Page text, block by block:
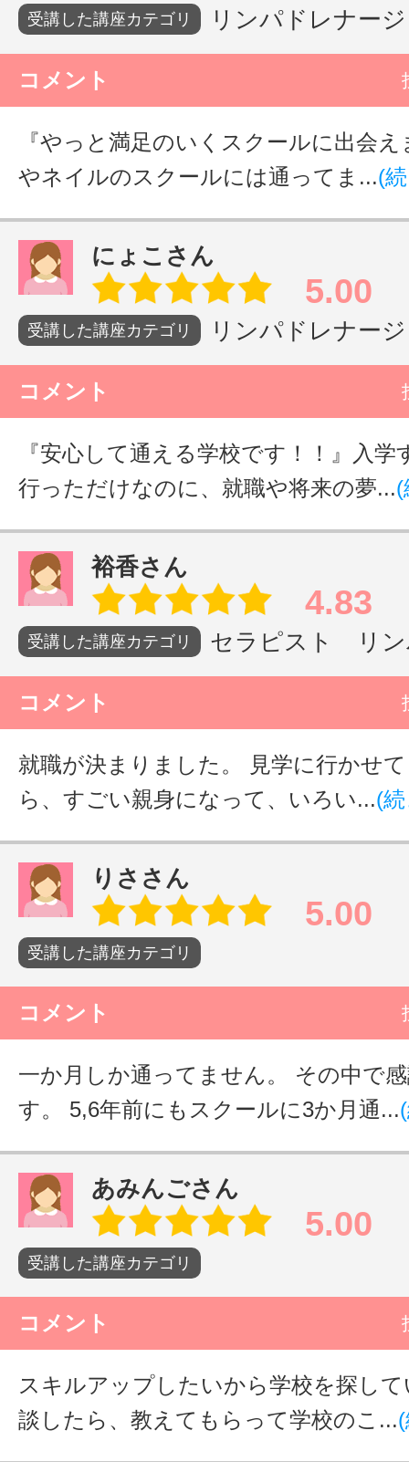
受講した講座カテゴリ リンパドレナー
コメント
『やっと満足のいくスクールに出会
やネイルのスクールには通ってま...(
にょこさん
5.00
受講した講座カテゴリ リンパドレナー
コメント
『安心して通える学校です！！』入学
行っただけなのに、就職や将来の夢...(
裕香さん
4.83
受講した講座カテゴリ セラピスト リン
コメント
就職が決まりました。 見学に行かせ
ら、すごい親身になって、いろい...(
りささん
5.00
受講した講座カテゴリ
コメント
一か月しか通ってません。 その中で
す。 5,6年前にもスクールに3か月通...
あみんごさん
5.00
受講した講座カテゴリ
コメント
スキルアップしたいから学校を探し
談したら、教えてもらって学校のこ...